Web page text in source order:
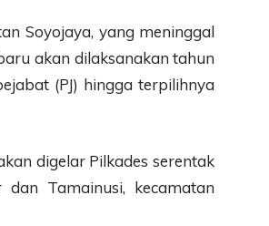
Soyojaya, yang meninggal
akan dilaksanakan tahun
(PJ) hingga terpilihnya
digelar Pilkades serentak
Tamainusi, kecamatan